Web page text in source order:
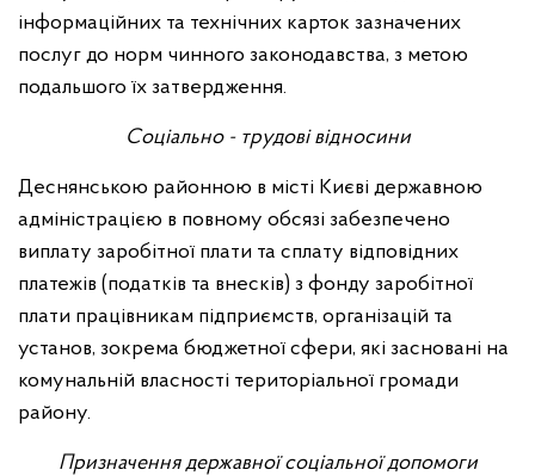
інформаційних та технічних карток зазначених
послуг до норм чинного законодавства, з метою
подальшого їх затвердження.
Соціально - трудові відносини
Деснянською районною в місті Києві державною
адміністрацією в повному обсязі забезпечено
виплату заробітної плати та сплату відповідних
платежів (податків та внесків) з фонду заробітної
плати працівникам підприємств, організацій та
установ, зокрема бюджетної сфери, які засновані на
комунальній власності територіальної громади
району.
Призначення державної соціальної допомоги